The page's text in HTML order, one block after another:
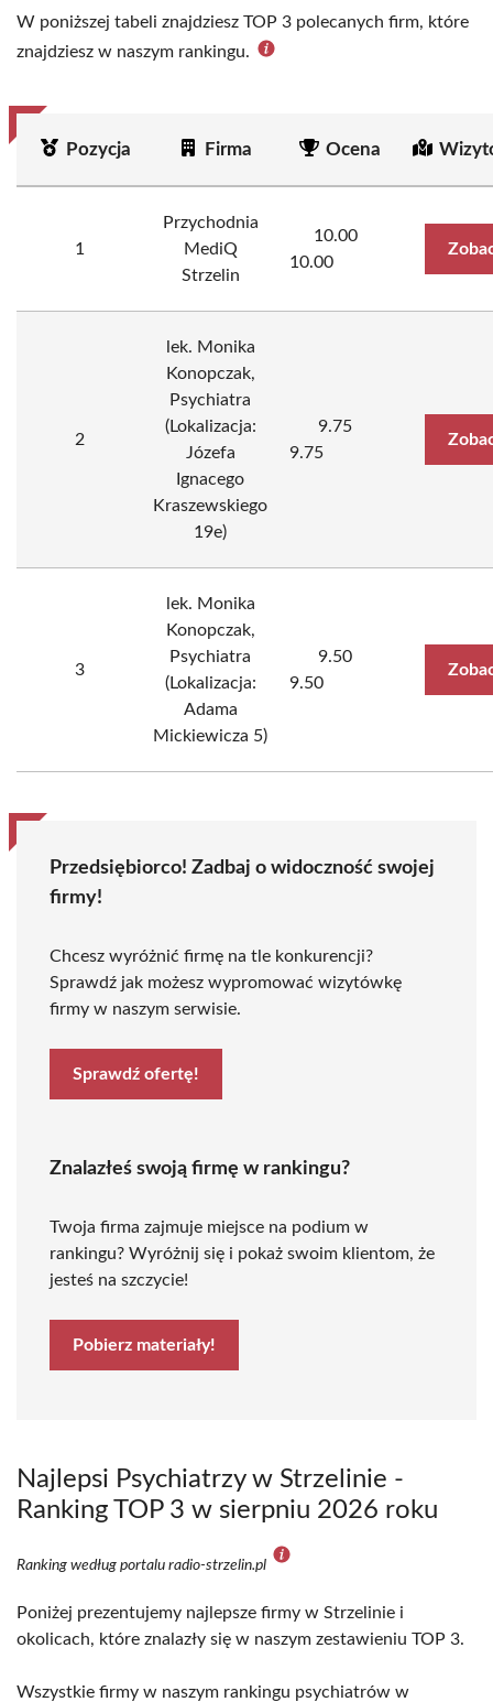
W poniższej tabeli znajdziesz TOP 3 polecanych firm, które
znajdziesz w naszym rankingu.
Pozycja Firma Ocena
1
Przychodnia
MediQ
Strzelin
10.00
10.00
2
lek. Monika
Konopczak,
Psychiatra
(Lokalizacja:
Józefa
Ignacego
Kraszewskiego
19e)
9.75
9.75
3
lek. Monika
Konopczak,
Psychiatra
(Lokalizacja:
Adama
Mickiewicza 5)
9.50
9.50
Przedsiębiorco! Zadbaj o widoczność swojej
firmy!
Chcesz wyróżnić firmę na tle konkurencji?
Sprawdź jak możesz wypromować wizytówkę
firmy w naszym serwisie.
Sprawdź ofertę!
Znalazłeś swoją firmę w rankingu?
Twoja firma zajmuje miejsce na podium w
rankingu? Wyróżnij się i pokaż swoim klientom, że
jesteś na szczycie!
Pobierz materiały!
Najlepsi Psychiatrzy w Strzelinie -
Ranking TOP 3 w sierpniu 2026 roku
Ranking według portalu radio-strzelin.pl
Poniżej prezentujemy najlepsze firmy w Strzelinie i
okolicach, które znalazły się w naszym zestawieniu TOP 3.
Wszystkie firmy w naszym rankingu psychiatrów w